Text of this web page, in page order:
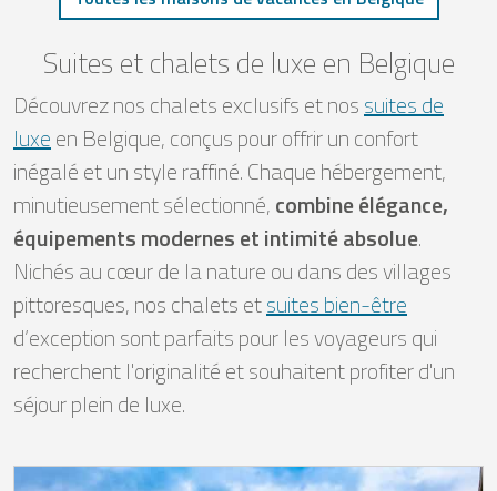
Suites et chalets de luxe en Belgique
Découvrez nos chalets exclusifs et nossuites de
luxeen Belgique, conçus pour offrir un confort
inégalé et un style raffiné. Chaque hébergement,
minutieusement sélectionné,combine élégance,
équipements modernes et intimité absolue.
Nichés au cœur de la nature ou dans des villages
pittoresques, nos chalets etsuites bien-être
d’exception sont parfaits pour les voyageurs qui
recherchent l'originalité et souhaitent profiter d'un
séjour plein de luxe.